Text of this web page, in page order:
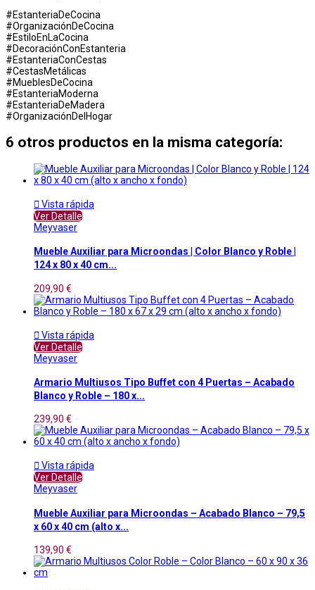
#EstanteriaDeCocina
#OrganizaciónDeCocina
#EstiloEnLaCocina
#DecoraciónConEstanteria
#EstanteriaConCestas
#CestasMetálicas
#MueblesDeCocina
#EstanteriaModerna
#EstanteriaDeMadera
#OrganizaciónDelHogar
6 otros productos en la misma categoría:
 Vista rápida
Ver Detalle
Meyvaser
Mueble Auxiliar para Microondas | Color Blanco y Roble |
124 x 80 x 40 cm...
209,90 €
 Vista rápida
Ver Detalle
Meyvaser
Armario Multiusos Tipo Buffet con 4 Puertas – Acabado
Blanco y Roble – 180 x...
239,90 €
 Vista rápida
Ver Detalle
Meyvaser
Mueble Auxiliar para Microondas – Acabado Blanco – 79,5
x 60 x 40 cm (alto x...
139,90 €